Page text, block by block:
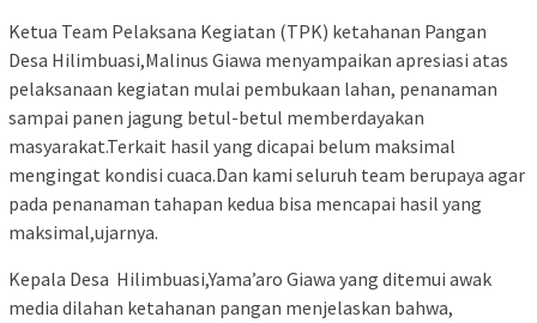
Ketua Team Pelaksana Kegiatan (TPK) ketahanan Pangan
Desa Hilimbuasi,Malinus Giawa menyampaikan apresiasi atas
pelaksanaan kegiatan mulai pembukaan lahan, penanaman
sampai panen jagung betul-betul memberdayakan
masyarakat.Terkait hasil yang dicapai belum maksimal
mengingat kondisi cuaca.Dan kami seluruh team berupaya agar
pada penanaman tahapan kedua bisa mencapai hasil yang
maksimal,ujarnya.
Kepala Desa Hilimbuasi,Yama’aro Giawa yang ditemui awak
media dilahan ketahanan pangan menjelaskan bahwa,